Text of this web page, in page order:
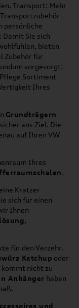
Transport: Mehr
persönliche
Damit Sie sich
bieten
Zubehör für
vorgesorgt:
Sortiment
Ihres
Grundträgern
ans Ziel. Die
auf Ihren VW
Ihres
.
Kratzer
sich für einen
Ihnen
,
für den Verzehr.
Ketchup oder
kommt nicht zu
Anhänger haben
und